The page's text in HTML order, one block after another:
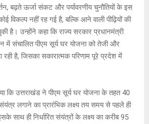
बढ़ते ऊर्जा संकट और पर्यावरणीय चुनौतियों के इस
विकल्प नहीं रह गई है, बल्कि आने वाली पीढ़ियों की
है। उन्होंने कहा कि राज्य सरकार प्रधानमंत्री
में संचालित पीएम सूर्य घर योजना को तेजी और
रही है, जिसका सकारात्मक परिणाम पूरे प्रदेश में
कि उत्तराखंड ने पीएम सूर्य घर योजना के तहत 40
लगाने का प्रारंभिक लक्ष्य तय समय से पहले ही
साथ ही निर्धारित संयंत्रों के लक्ष्य का करीब 95